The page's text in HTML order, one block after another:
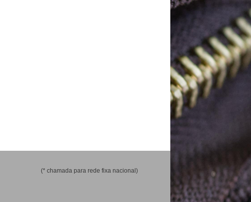
(* chamada para rede fixa nacional)